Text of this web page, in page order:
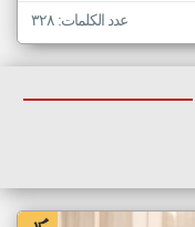
عدد الكلمات: ٣٢٨